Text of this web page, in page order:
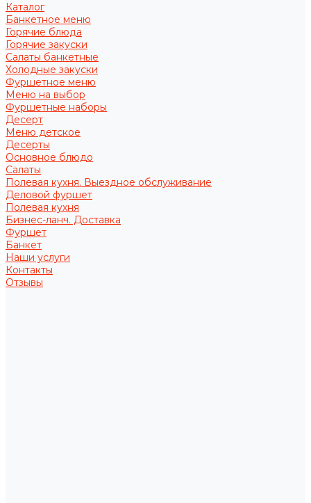
Каталог
Банкетное меню
Горячие блюда
Горячие закуски
Салаты банкетные
Холодные закуски
Фуршетное меню
Меню на выбор
Фуршетные наборы
Десерт
Меню детское
Десерты
Основное блюдо
Салаты
Полевая кухня. Выездное обслуживание
Деловой фуршет
Полевая кухня
Бизнес-ланч. Доставка
Фуршет
Банкет
Наши услуги
Контакты
Отзывы